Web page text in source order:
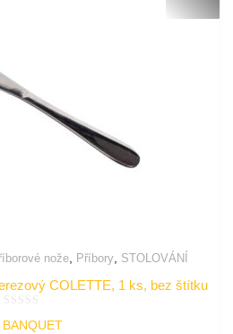
nože Příbory STOLOVÁNÍ
COLETTE, 1 ks, bez štítku
0
BANQUET